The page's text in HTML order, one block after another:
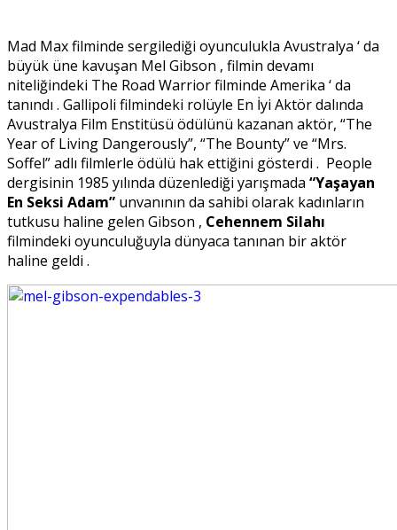
Mad Max filminde sergilediği oyunculukla Avustralya ‘ da
büyük üne kavuşan Mel Gibson , filmin devamı
niteliğindeki The Road Warrior filminde Amerika ‘ da
tanındı . Gallipoli filmindeki rolüyle En İyi Aktör dalında
Avustralya Film Enstitüsü ödülünü kazanan aktör, “The
Year of Living Dangerously”, “The Bounty” ve “Mrs.
Soffel” adlı filmlerle ödülü hak ettiğini gösterdi . People
dergisinin 1985 yılında düzenlediği yarışmada “Yaşayan
En Seksi Adam” unvanının da sahibi olarak kadınların
tutkusu haline gelen Gibson , Cehennem Silahı
filmindeki oyunculuğuyla dünyaca tanınan bir aktör
haline geldi .